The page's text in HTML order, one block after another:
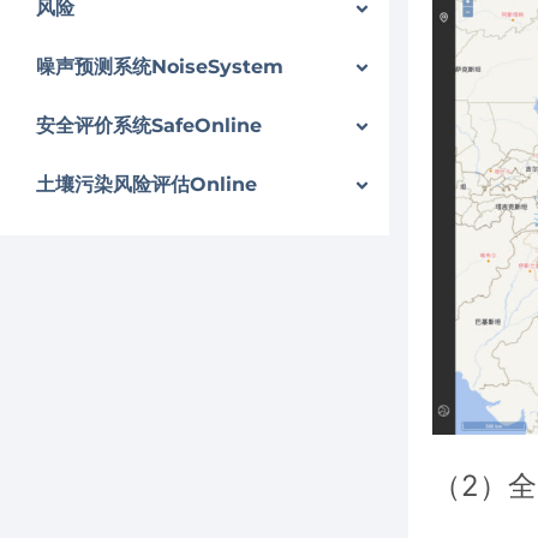
风险
噪声预测系统NoiseSystem
安全评价系统SafeOnline
土壤污染风险评估Online
（2）